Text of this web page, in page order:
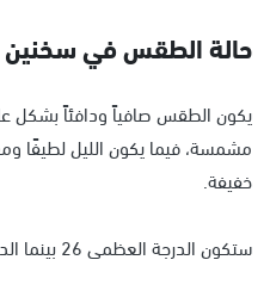
حالة الطقس في سخنين
يكون الطقس صافياً ودافئاً بشكل
مشمسة، فيما يكون الليل لطيفًا
خفيفة.
ستكون الدرجة العظمى 26 بينما الدرجة الصغرى 13.